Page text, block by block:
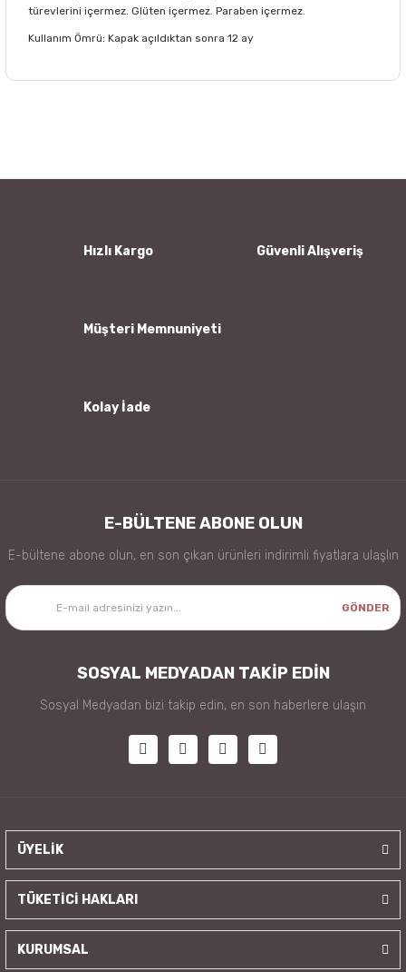
türevlerini içermez. Glüten içermez. Paraben içermez.
Kullanım Ömrü: Kapak açıldıktan sonra 12 ay
Ürün bilgilerinde hatalar bulunuyor.
Hızlı Kargo Güvenli Alışveriş
Müşteri Memnuniyeti
Kolay İade
E-BÜLTENE ABONE OLUN
E-bültene abone olun, en son çıkan ürünleri indirimli fiyatlara ulaşlın
GÖNDER
SOSYAL MEDYADAN TAKİP EDİN
Sosyal Medyadan bizi takip edin, en son haberlere ulaşın
ÜYELİK
TÜKETİCİ HAKLARI
KURUMSAL